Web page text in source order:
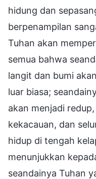
hidung dan
berpenampilan
Tuhan akan
semua bahwa
langit dan bumi
luar biasa;
akan menjadi
kekacauan, dan
hidup di tengah
menunjukkan
seandainya Tuhan